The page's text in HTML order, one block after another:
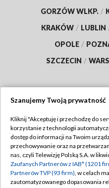
GORZÓW WLKP. /
KRAKÓW / LUBLIN
OPOLE /
SZCZECIN /
Abonament TVP
Emisja w TVP
Centrum informacji TVP
Polityka
Szanujemy Twoją prywatność
Kliknij "Akceptuję i przechodzę do
korzystanie z technologii
dostęp do informacji na Twoim
przechowywanie oraz na
nas, czyli Telewizję Polską S.A. w
Zaufanych Partnerów z IAB* (1201
Partnerów TVP (93 firm), w celach
zautomatyzowanego dopasowania